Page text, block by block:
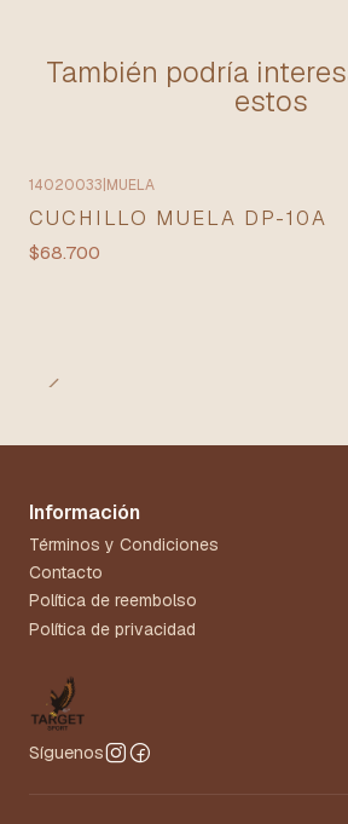
También podría
estos
14020033 MUELA
CUCHILLO MUELA DP-10A
$68.700
Información
Términos y Condiciones
Contacto
Política de reembolso
Política de privacidad
Síguenos